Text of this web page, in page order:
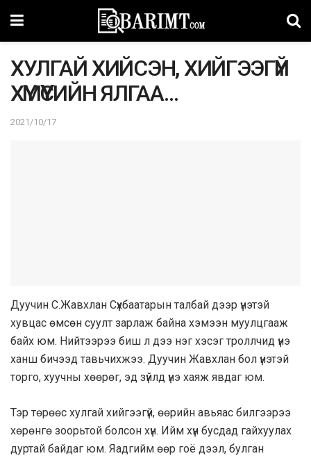
ХУЛГАЙ ХИЙСЭН, ХИЙГЭЭГҮЙ
ХҮМҮҮСИЙН ЯЛГАА…
2021/10/17
Дуучин С.Жавхлан Сүхбаатарын талбай дээр үнэтэй
хувцас өмсөн суулт зарлаж байна хэмээн муулцгааж
байх юм. Нийтээрээ биш л дээ нэг хэсэг троллчид үнэ
ханш бичээд тавьчихжээ. Дуучин Жавхлан бол үнэтэй
торго, хуучны хөөрөг, эд зүйлд үнэ хаяж явдаг юм.
Тэр төрөөс хулгай хийгээгүй, өөрийн авьяас билгээрээ
хөрөнгө зоорьтой болсон хүн. Ийм хүн бусдад гайхуулах
дуртай байдаг юм. Яадгийм өөр гоё дээл, булган